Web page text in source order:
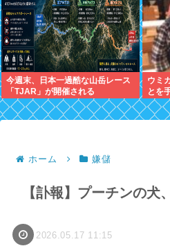
今週末、日本一過酷な山岳レース
「TJAR」が開催される
ウミ
とを
最悪
ホーム 嫌儲
【訃報】プーチンの犬
2026.05.17 11:15